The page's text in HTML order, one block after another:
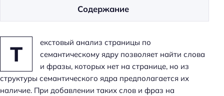
к
и
Т
екстовый анализ страницы по
семантическому ядру позволяет найти слова
и фразы, которых нет на странице, но из
структуры семантического ядра предполагается их
наличие. При добавлении таких слов и фраз на
Содержание